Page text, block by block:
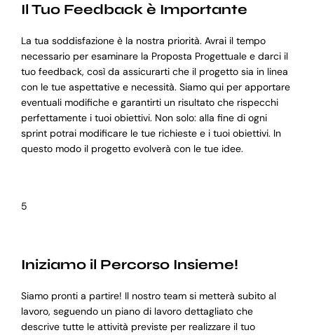
Il Tuo Feedback è Importante
La tua soddisfazione è la nostra priorità. Avrai il tempo
necessario per esaminare la Proposta Progettuale e darci il
tuo feedback, così da assicurarti che il progetto sia in linea
con le tue aspettative e necessità. Siamo qui per apportare
eventuali modifiche e garantirti un risultato che rispecchi
perfettamente i tuoi obiettivi. Non solo: alla fine di ogni
sprint potrai modificare le tue richieste e i tuoi obiettivi. In
questo modo il progetto evolverà con le tue idee.
5
Iniziamo il Percorso Insieme!
Siamo pronti a partire! Il nostro team si metterà subito al
lavoro, seguendo un piano di lavoro dettagliato che
descrive tutte le attività previste per realizzare il tuo